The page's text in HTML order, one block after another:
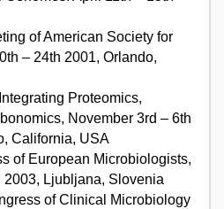
of American Society for
– 24th 2001, Orlando,
Proteomics,
November 3rd – 6th
California, USA
of European Microbiologists,
2003, Ljubljana, Slovenia
of Clinical Microbiology